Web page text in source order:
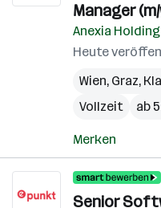
Manager
Anexia
Heute
Wien, Graz,
Vollzeit
ab
Merken
Senior